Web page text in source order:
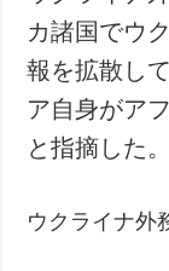
カ諸国でウ
報を拡散し
ア自身がア
と指摘した。
ウクライナ外